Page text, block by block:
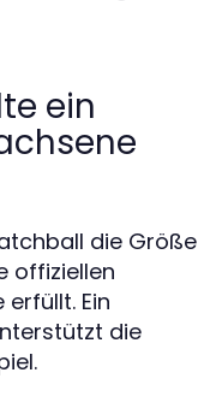
ein
die Größe
offiziellen
Ein
die